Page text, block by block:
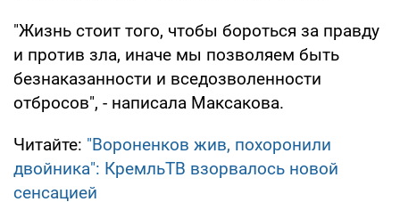
"Жизнь стоит того, чтобы бороться за правду
и против зла, иначе мы позволяем быть
безнаказанности и вседозволенности
отбросов", - написала Максакова.
Читайте: "Вороненков жив, похоронили
двойника": КремльТВ взорвалось новой
сенсацией